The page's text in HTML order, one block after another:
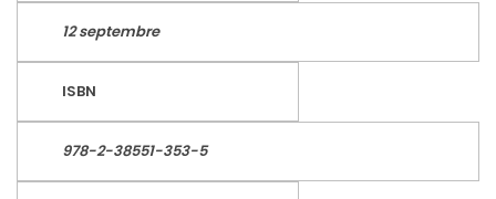
12 septembre
ISBN
978-2-38551-353-5